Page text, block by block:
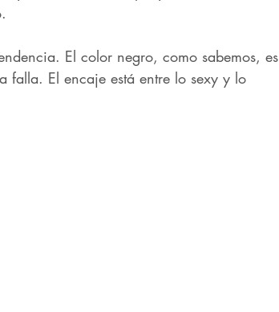
El color negro, como sabemos, es
falla. El encaje está entre lo sexy y lo